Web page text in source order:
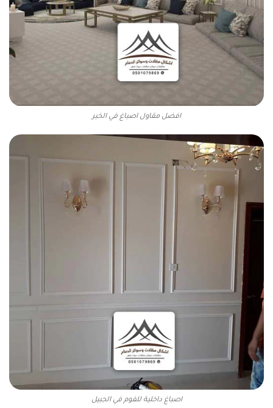
افضل مقاول اصباغ في الخبر
اصباغ داخلية للفوم في الجبيل